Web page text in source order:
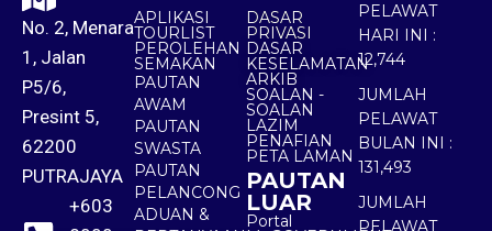
No. 2, Menara
1, Jalan
P5/6,
Presint 5,
62200
PUTRAJAYA
+603
APLIKASI
TOURLIST
PEROLEHAN
SEMAKAN
PAUTAN
AWAM
PAUTAN
SWASTA
PAUTAN
PELANCONG
ADUAN &
DASAR
PRIVASI
DASAR
KESELAMATAN
ARKIB
SOALAN -
SOALAN
LAZIM
PENAFIAN
PETA LAMAN
PAUTAN
LUAR
Portal
PELAWAT
HARI INI :
12,744
JUMLAH
PELAWAT
BULAN INI :
131,493
JUMLAH
PELAWAT